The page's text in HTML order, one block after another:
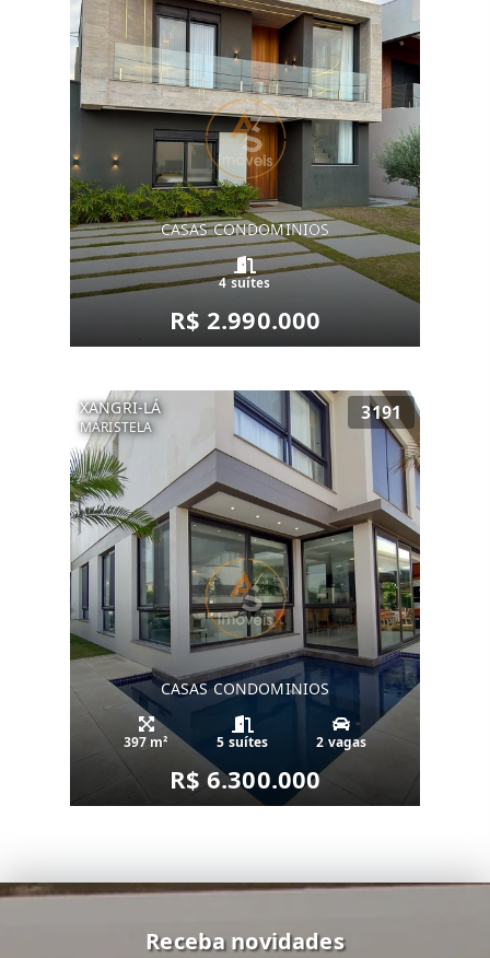
CASAS CONDOMINIOS
4 suítes
R$ 2.990.000
XANGRI-LÁ
MARISTELA
3191
CASAS CONDOMINIOS
397 m² 5 suítes 2 vagas
R$ 6.300.000
Receba novidades